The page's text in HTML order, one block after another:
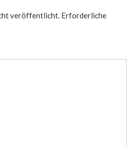
veröffentlicht. Erforderliche